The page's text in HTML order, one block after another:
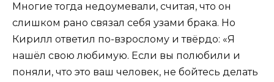
Многие тогда недоумевали, считая, что он
слишком рано связал себя узами брака. Но
Кирилл ответил по-взрослому и твёрдо: «Я
нашёл свою любимую. Если вы полюбили и
поняли, что это ваш человек, не бойтесь делать